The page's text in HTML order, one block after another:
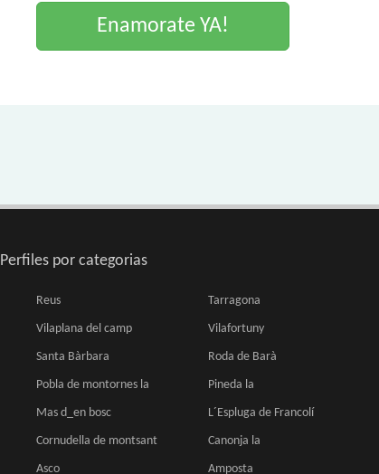
Enamorate YA!
Perfiles por categorias
Reus Tarragona
Vilaplana del camp Vilafortuny
Santa Bàrbara Roda de Barà
Pobla de montornes la Pineda la
Mas d_en bosc L´Espluga de Francolí
Cornudella de montsant Canonja la
Asco Amposta